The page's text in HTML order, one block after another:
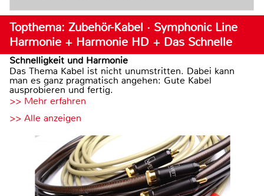
Topthema: Zubehör-Kabel · Symphonic Line
Harmonie + Harmonie HD + Das Schnelle
Schnelligkeit und Harmonie
Das Thema Kabel ist nicht unumstritten. Dabei kann
man es ganz pragmatisch angehen: Gute Kabel
ausprobieren und fertig.
>> Mehr erfahren
>> Alle anzeigen